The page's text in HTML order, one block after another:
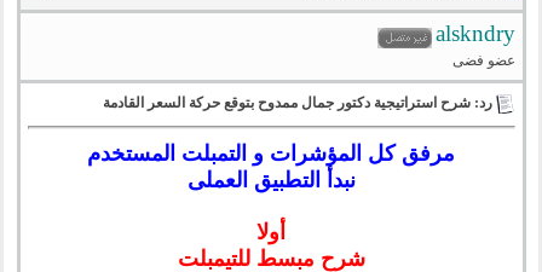
alskndry
عضو فضى
رد: شرح استراتيجية دكتور جمال ممدوح بتوقع حركة السعر القادمة
مرفق كل المؤشرات و التمبلت المستخدم
نبدأ التطبيق العملى
أولا
شرح مبسط للتيمبلت